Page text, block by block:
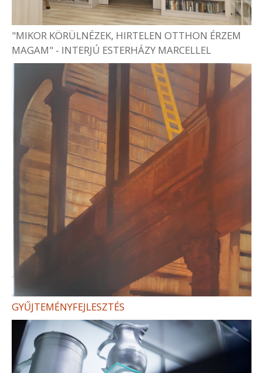
"MIKOR KÖRÜLNÉZEK, HIRTELEN OTTHON ÉRZEM
MAGAM" - INTERJÚ ESTERHÁZY MARCELLEL
GYŰJTEMÉNYFEJLESZTÉS